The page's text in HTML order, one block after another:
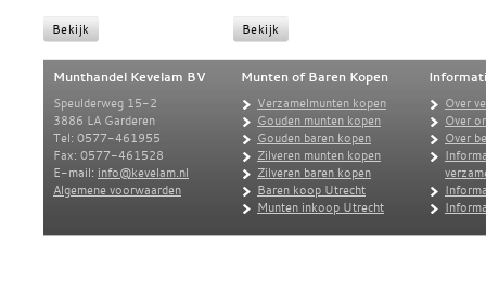
Munthandel Kevelam BV
Speulderweg 15-2
3886 LA Garderen
Tel: 0577-461955
Fax: 0577-461528
E-mail: info@kevelam.nl
Algemene voorwaarden
Munten of Baren Kopen
Verzamelmunten kopen
Gouden munten kopen
Gouden baren kopen
Zilveren munten kopen
Zilveren baren kopen
Baren koop Utrecht
Munten inkoop Utrecht
Over
Over
Over